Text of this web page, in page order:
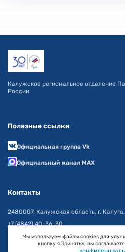
Калужское региональное отделение
России
Полезные ссылки
Официальная группа Vk
Официальный канал MAX
Контакты
2480007, Калужская область, г.
+7 (4842) 40-36-30
info@pkr40.ru
Мы используем файлы cookies для
кнопку «Принять», вы